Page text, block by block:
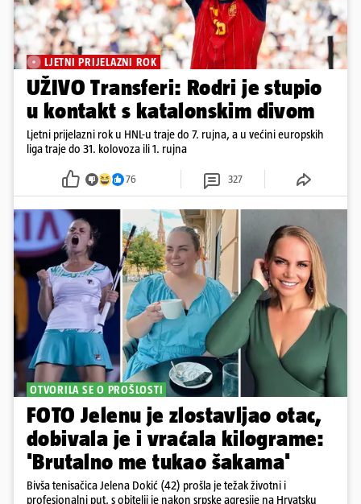
LJETNI PRIJELAZNI ROK
UŽIVO Transferi: Rodri je stupio
u kontakt s katalonskim divom
Ljetni prijelazni rok u HNL-u traje do 7. rujna, a u većini europskih
liga traje do 31. kolovoza ili 1. rujna
76 327
OTVORILA SE O PROŠLOSTI
FOTO Jelenu je zlostavljao otac,
dobivala je i vraćala kilograme:
'Brutalno me tukao šakama'
Bivša tenisačica Jelena Dokić (42) prošla je težak životni i
profesionalni put, s obitelji je nakon srpske agresije na Hrvatsku